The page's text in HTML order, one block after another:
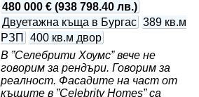
480 000 € (938 798.40 лв.)
Двуетажна къща в Бургас 389 кв.м
РЗП
400 кв.м двор
В ”Селебрити Хоумс” вече не
говорим за рендъри. Говорим за
реалност. Фасадите на част от
къщите в ”Celebrity Homes” са